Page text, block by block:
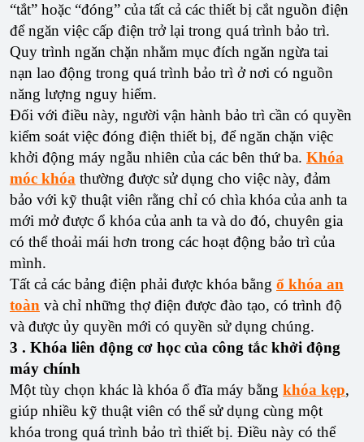
“tắt” hoặc “đóng” của tất cả các thiết bị cắt nguồn điện
để ngăn việc cấp điện trở lại trong quá trình bảo trì.
Quy trình ngăn chặn nhằm mục đích ngăn ngừa tai
nạn lao động trong quá trình bảo trì ở nơi có nguồn
năng lượng nguy hiểm.
Đối với điều này, người vận hành bảo trì cần có quyền
kiểm soát việc đóng điện thiết bị, để ngăn chặn việc
khởi động máy ngẫu nhiên của các bên thứ ba. Khóa
móc khóa thường được sử dụng cho việc này, đảm
bảo với kỹ thuật viên rằng chỉ có chìa khóa của anh ta
mới mở được ổ khóa của anh ta và do đó, chuyên gia
có thể thoải mái hơn trong các hoạt động bảo trì của
mình.
Tất cả các bảng điện phải được khóa bằng ổ khóa an
toàn và chỉ những thợ điện được đào tạo, có trình độ
và được ủy quyền mới có quyền sử dụng chúng.
3 . Khóa liên động cơ học của công tắc khởi động
máy chính
Một tùy chọn khác là khóa ổ đĩa máy bằng khóa kẹp,
giúp nhiều kỹ thuật viên có thể sử dụng cùng một
khóa trong quá trình bảo trì thiết bị. Điều này có thể